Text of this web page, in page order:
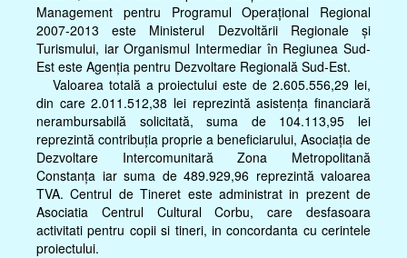
Management pentru Programul Operaţional Regional
2007-2013 este Ministerul Dezvoltării Regionale şi
Turismului, iar Organismul Intermediar în Regiunea Sud-
Est este Agenţia pentru Dezvoltare Regională Sud-Est.
Valoarea totală a proiectului este de 2.605.556,29 lei,
din care 2.011.512,38 lei reprezintă asistenţa financiară
nerambursabilă solicitată, suma de 104.113,95 lei
reprezintă contribuţia proprie a beneficiarului, Asociaţia de
Dezvoltare Intercomunitară Zona Metropolitană
Constanţa iar suma de 489.929,96 reprezintă valoarea
TVA. Centrul de Tineret este administrat in prezent de
Asociatia Centrul Cultural Corbu, care desfasoara
activitati pentru copii si tineri, in concordanta cu cerintele
proiectului.